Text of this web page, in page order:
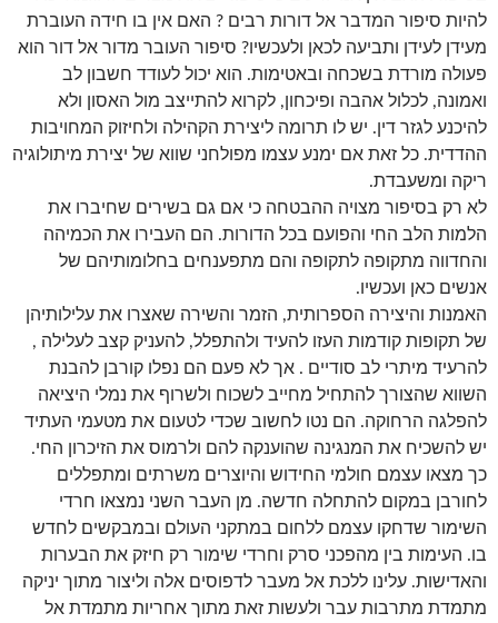
להיות סיפור המדבר אל דורות רבים ? האם אין בו חידה העוברת
מעידן לעידן ותביעה לכאן ולעכשיו? סיפור העובר מדור אל דור הוא
פעולה מורדת בשכחה ובאטימות. הוא יכול לעודד חשבון לב
ואמונה, לכלול אהבה ופיכחון, לקרוא להתייצב מול האסון ולא
להיכנע לגזר דין. יש לו תרומה ליצירת הקהילה ולחיזוק המחויבות
ההדדית. כל זאת אם ימנע עצמו מפולחני שווא של יצירת מיתולוגיה
ריקה ומשעבדת.
לא רק בסיפור מצויה ההבטחה כי אם גם בשירים שחיברו את
הלמות הלב החי והפועם בכל הדורות. הם העבירו את הכמיהה
והחדווה מתקופה לתקופה והם מתפענחים בחלומותיהם של
אנשים כאן ועכשיו.
האמנות והיצירה הספרותית, הזמר והשירה שאצרו את עלילותיהן
של תקופות קודמות העזו להעיד ולהתפלל, להעניק קצב לעלילה ,
להרעיד מיתרי לב סודיים . אך לא פעם הם נפלו קורבן להבנת
השווא שהצורך להתחיל מחייב לשכוח ולשרוף את נמלי היציאה
להפלגה הרחוקה. הם נטו לחשוב שכדי לטעום את מטעמי העתיד
יש להשכיח את המנגינה שהוענקה להם ולרמוס את הזיכרון החי.
כך מצאו עצמם חולמי החידוש והיוצרים משרתים ומתפללים
לחורבן במקום להתחלה חדשה. מן העבר השני נמצאו חרדי
השימור שדחקו עצמם ללחום במתקני העולם ובמבקשים לחדש
בו. העימות בין מהפכני סרק וחרדי שימור רק חיזק את הבערות
והאדישות. עלינו ללכת אל מעבר לדפוסים אלה וליצור מתוך יניקה
מתמדת מתרבות עבר ולעשות זאת מתוך אחריות מתמדת אל